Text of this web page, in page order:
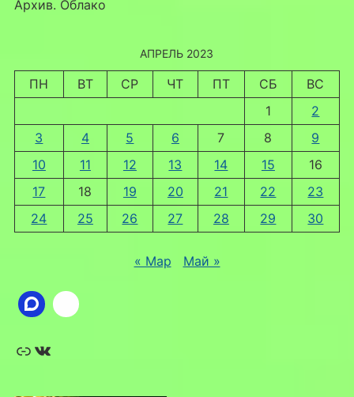
Архив. Облако
АПРЕЛЬ 2023
ПН ВТ СР ЧТ ПТ СБ
ВС
1
2
3
4 5 6 7 8
9
10
11 12 13 14 15
16
17
18 19 20 21 22
23
24
25 26 27 28 29 30
« Мар Май »
Ссылка